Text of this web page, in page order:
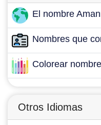
El nombre
Nombres que
Colorear
Otros Idiomas